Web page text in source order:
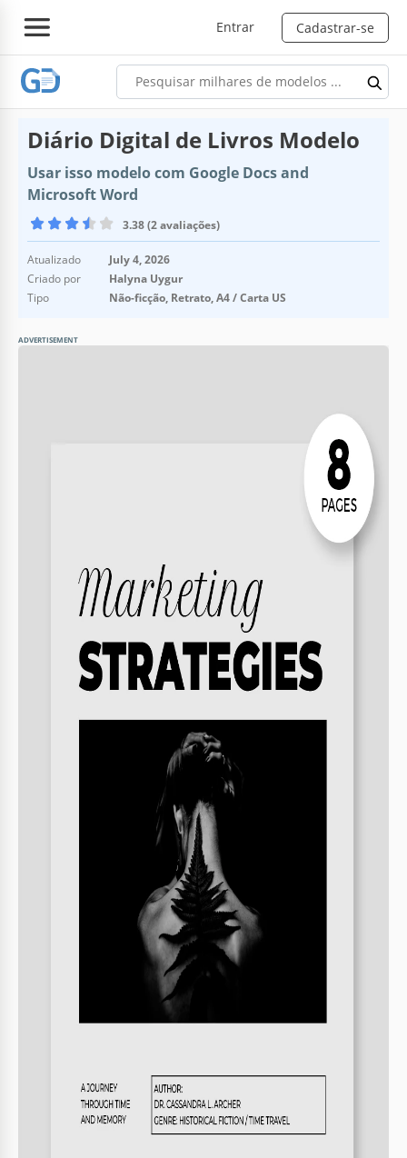
Entrar Cadastrar-se
Diário Digital de Livros Modelo
Usar isso modelo com Google Docs and
Microsoft Word
3.38 (2 avaliações)
Atualizado
July 4, 2026
Criado por
Halyna Uygur
Tipo
Não-ficção, Retrato, A4 / Carta US
ADVERTISEMENT
Google Docs
Retrato Livro Modelos
A4 / Carta US Livro Modelos
June 3, 2024
July 4, 2026
Comunidade
Adicionado às coleções por 31 Usuários
Estatísticas de uso
0 downloads este mês
Principais recursos deste modelo
Categoria De Livros Não-ficção Livro Modelos
Desbloqueie as possibilidades oferecidas pelo nosso modelo
de Diário de Livros Digitais! Oferecemos um versátil e
modelo de layout de livro
adequado para qualquer tarefa.
Este modelo de livro do Google Docs é 100% editável e
imprimível. Nossos designers profissionais criaram oito
páginas que você pode imprimir em formato A4 ou usar
digitalmente. O modelo apresenta um design consistente
em preto e branco com espaços reservados para fotos
elegantes, cabeçalhos atraentes e outros elementos.
Estrutura e Layout Profissionais
marketing ou redesenhar o modelo - ele é perfeito para
qualquer tarefa.
Use uma estrutura pronta composta por uma página de